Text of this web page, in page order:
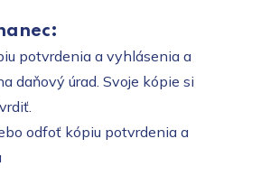
potvrdenia a vyhlásenia a
daňový úrad. Svoje kópie si
odfoť kópiu potvrdenia a